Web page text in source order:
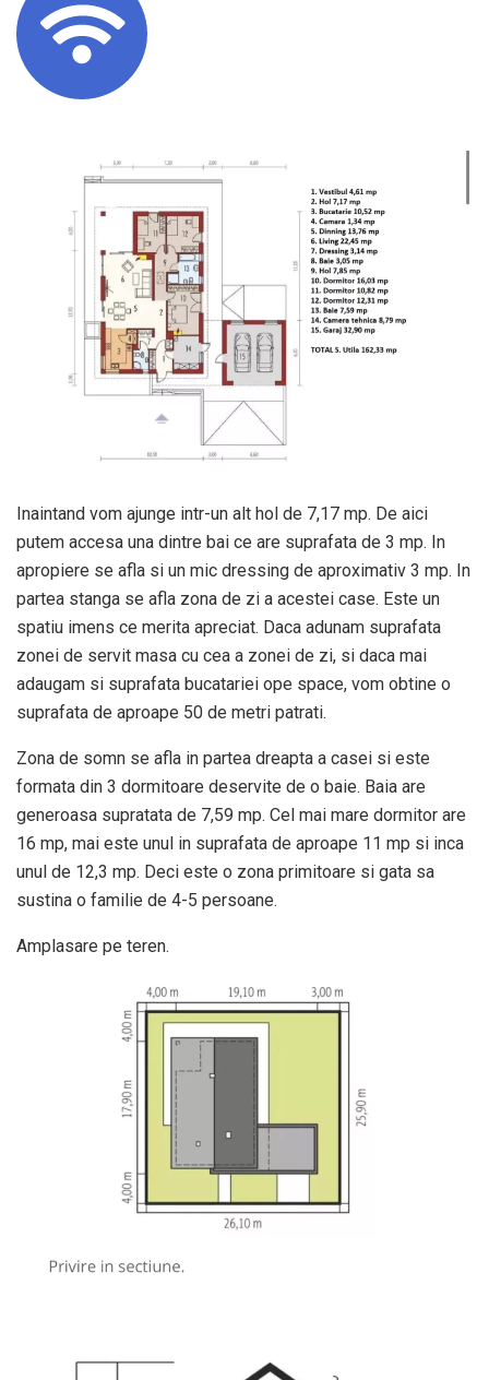
Inaintand vom ajunge intr-un alt hol de 7,17 mp. De aici
putem accesa una dintre bai ce are suprafata de 3 mp. In
apropiere se afla si un mic dressing de aproximativ 3 mp. In
partea stanga se afla zona de zi a acestei case. Este un
spatiu imens ce merita apreciat. Daca adunam suprafata
zonei de servit masa cu cea a zonei de zi, si daca mai
adaugam si suprafata bucatariei ope space, vom obtine o
suprafata de aproape 50 de metri patrati.
Zona de somn se afla in partea dreapta a casei si este
formata din 3 dormitoare deservite de o baie. Baia are
generoasa supratata de 7,59 mp. Cel mai mare dormitor are
16 mp, mai este unul in suprafata de aproape 11 mp si inca
unul de 12,3 mp. Deci este o zona primitoare si gata sa
sustina o familie de 4-5 persoane.
Amplasare pe teren.